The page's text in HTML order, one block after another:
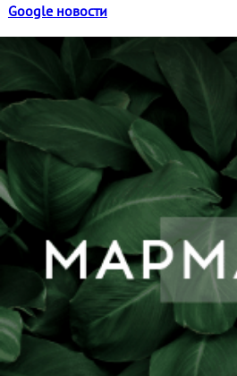
Google новости